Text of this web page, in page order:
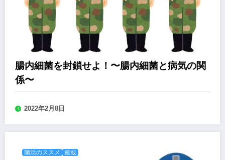
腸内細菌を封鎖せよ！〜腸内細菌と病気の関
係〜
2022年2月8日
菌活のススメ 連載